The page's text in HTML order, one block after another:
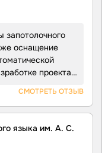
запотолочного
оснащение
проекта
всех
здания.
СМОТРЕТЬ ОТЗЫВ
языка им. А. С.